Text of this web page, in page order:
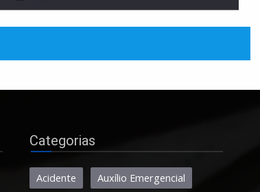
Categorias
Acidente Auxílio Emergencial